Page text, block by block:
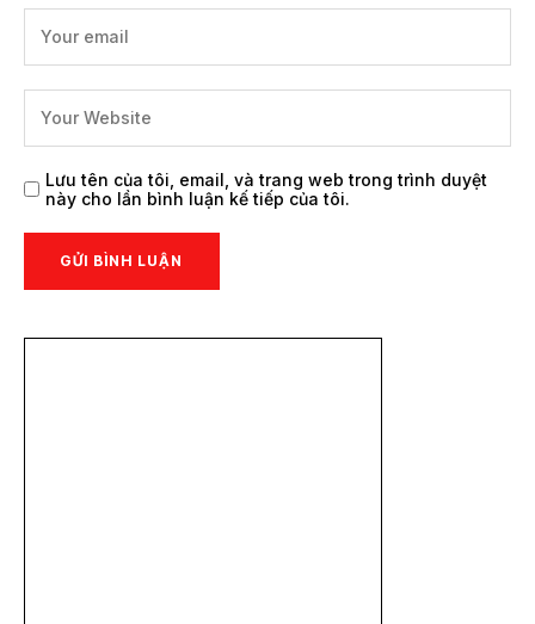
Lưu tên của tôi, email, và trang web trong trình duyệt
này cho lần bình luận kế tiếp của tôi.